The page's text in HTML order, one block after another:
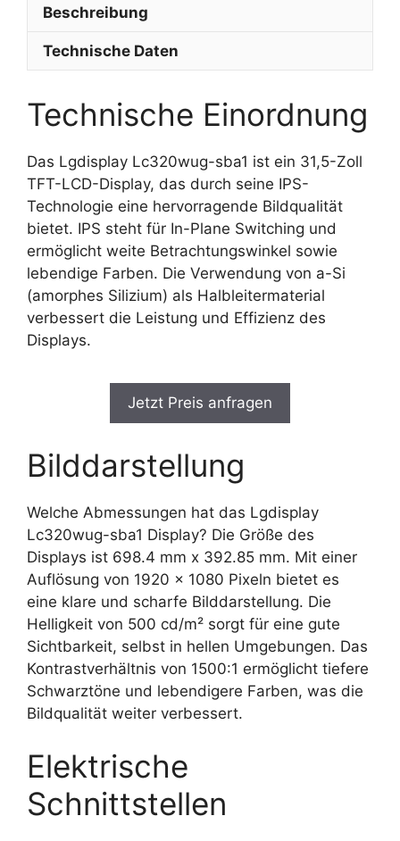
Beschreibung
Technische Daten
Technische Einordnung
Das Lgdisplay Lc320wug-sba1 ist ein 31,5-Zoll
TFT-LCD-Display, das durch seine IPS-
Technologie eine hervorragende Bildqualität
bietet. IPS steht für In-Plane Switching und
ermöglicht weite Betrachtungswinkel sowie
lebendige Farben. Die Verwendung von a-Si
(amorphes Silizium) als Halbleitermaterial
verbessert die Leistung und Effizienz des
Displays.
Jetzt Preis anfragen
Bilddarstellung
Welche Abmessungen hat das Lgdisplay
Lc320wug-sba1 Display? Die Größe des
Displays ist 698.4 mm x 392.85 mm. Mit einer
Auflösung von 1920 x 1080 Pixeln bietet es
eine klare und scharfe Bilddarstellung. Die
Helligkeit von 500 cd/m² sorgt für eine gute
Sichtbarkeit, selbst in hellen Umgebungen. Das
Kontrastverhältnis von 1500:1 ermöglicht tiefere
Schwarztöne und lebendigere Farben, was die
Bildqualität weiter verbessert.
Elektrische
Schnittstellen